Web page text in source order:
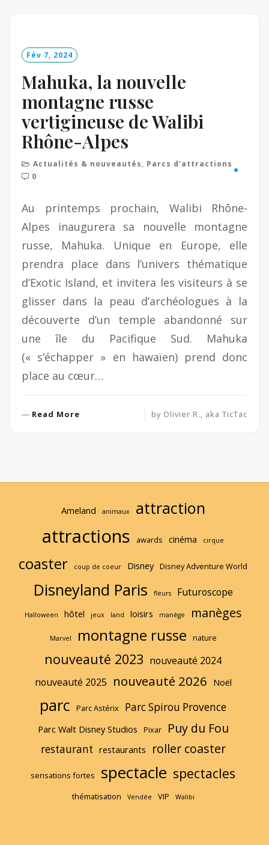
Fév 7, 2024
Mahuka, la nouvelle
montagne russe
vertigineuse de Walibi
Rhône-Alpes
Actualités & nouveautés, Parcs d'attractions
0
Au printemps prochain, Walibi Rhône-
Alpes inaugurera sa nouvelle montagne
russe, Mahuka. Unique en Europe, elle
prendra place dans l’univers thématique
d’Exotic Island, et invitera les visiteurs à se
glisser dans la peau d’archéologues à la
découverte d’un temple abandonné sur
une île du Pacifique Sud. Mahuka
(« s’échapper » en hawaïen) prend donc
place au cœur…
Read More
o
e
by Olivier R., aka TicTac
Ameland animaux attraction
attractions awards cinéma cirque
coaster coup de coeur Disney Disney Adventure World
Disneyland Paris fleurs Futuroscope
Halloween hôtel jeux land loisirs manège manèges
Marvel montagne russe nature
nouveauté 2023 nouveauté 2024
nouveauté 2025 nouveauté 2026 Noël
parc Parc Astérix Parc Spirou Provence
Parc Walt Disney Studios Pixar Puy du Fou
restaurant restaurants roller coaster
sensations fortes spectacle spectacles
thématisation Vendée VIP Walibi